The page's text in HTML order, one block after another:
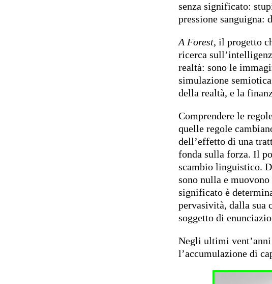
senza significato:
pressione sanguigna:
A Forest, il progetto
ricerca
realtà: sono le
simulazione
della realtà, e la
Comprendere le
quelle regole
dell’effetto di una
fonda sulla forza. Il
scambio linguistico.
sono nulla e
significato è
pervasività, dalla sua
soggetto di
Negli ultimi
l’accumulazione di